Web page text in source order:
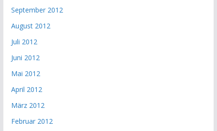
September 2012
August 2012
Juli 2012
Juni 2012
Mai 2012
April 2012
März 2012
Februar 2012